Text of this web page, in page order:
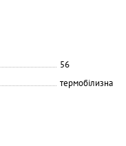
56
термобілизна